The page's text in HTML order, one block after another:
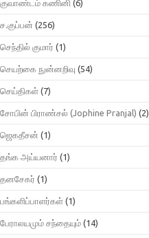
குவாண்டம் கணினி (6)
ச.குப்பன் (256)
செந்தில் குமார் (1)
செயற்கை நுன்னறிவு (54)
செய்திகள் (7)
சோபின் பிராண்சல் (Jophine Pranjal) (2)
ஜெகதீசன் (1)
தங்க அய்யனார் (1)
தனசேகர் (1)
பங்களிப்பாளர்கள் (1)
பேராலயமும் சந்தையும் (14)